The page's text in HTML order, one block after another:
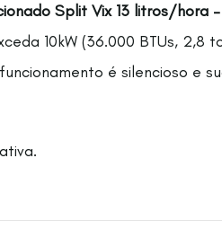
Split Vix 13 litros/hora
10kW (36.000 BTUs, 2,8
é silencioso e